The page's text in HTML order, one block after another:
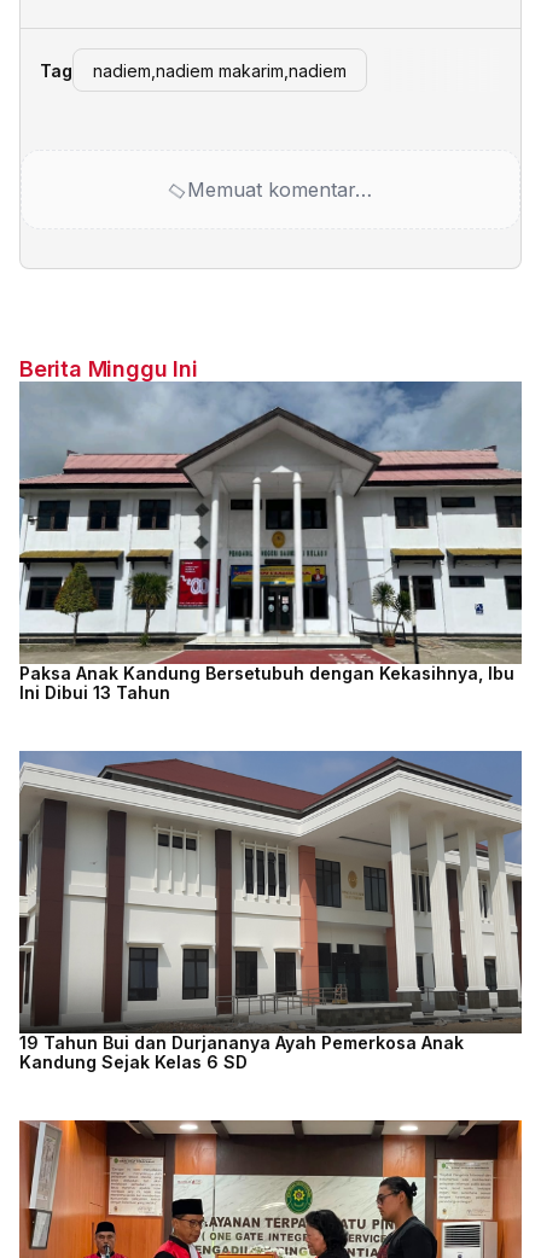
Tag nadiem,nadiem makarim,nadiem
Memuat komentar…
Berita Minggu Ini
Paksa Anak Kandung Bersetubuh dengan Kekasihnya, Ibu
Ini Dibui 13 Tahun
19 Tahun Bui dan Durjananya Ayah Pemerkosa Anak
Kandung Sejak Kelas 6 SD